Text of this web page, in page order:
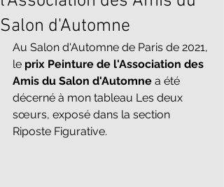
Salon d'Automne
Au Salon d'Automne de Paris de 2021,
le prix Peinture de l'Association des
Amis du Salon d'Automne a été
décerné à mon tableau Les deux
sœurs, exposé dans la section
Riposte Figurative.